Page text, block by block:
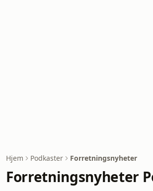
Hjem Podkaster Forretningsnyheter
Forretningsnyheter